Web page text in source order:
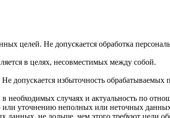
целей. Не допускается обработка
в целях, несовместимых между собой.
допускается избыточность обрабатываемых
необходимых случаях и актуальность по
или уточнению неполных или неточных